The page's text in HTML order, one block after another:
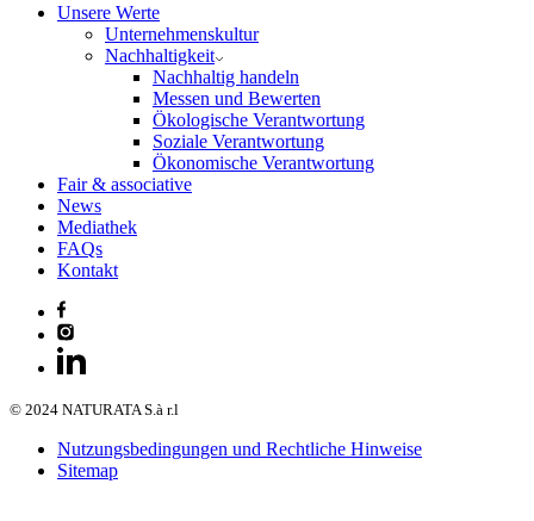
Unsere Werte
Unternehmenskultur
Nachhaltigkeit
Nachhaltig handeln
Messen und Bewerten
Ökologische Verantwortung
Soziale Verantwortung
Ökonomische Verantwortung
Fair & associative
News
Mediathek
FAQs
Kontakt
© 2024 NATURATA S.à r.l
Nutzungsbedingungen und Rechtliche Hinweise
Sitemap